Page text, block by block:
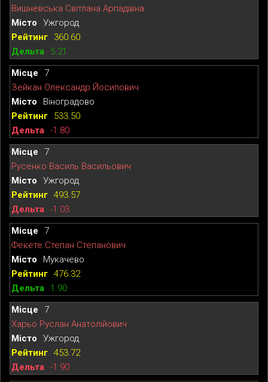
Вишневська Світлана Арпадівна
Ужгород
360.60
5.21
7
Зейкан Олександр Йосипович
Віноградово
533.50
-1.80
7
Русенко Василь Васильович
Ужгород
493.57
-1.03
7
Фекете Степан Степанович
Мукачево
476.32
1.90
7
Харьо Руслан Анатолійович
Ужгород
453.72
-1.90